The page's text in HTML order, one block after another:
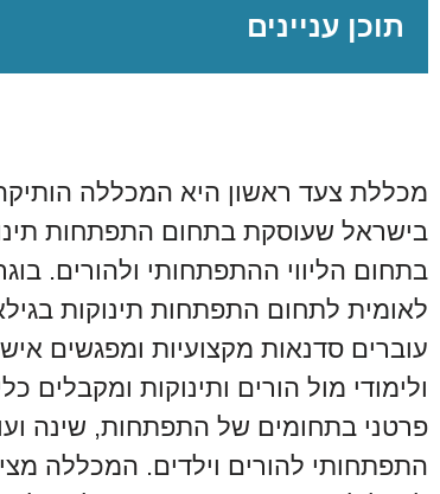
תוכן עניינים
מכללת צעד ראשון היא המכללה
בישראל שעוסקת בתחום התפתחות
בתחום הליווי ההתפתחותי ולהורים.
לאומית לתחום התפתחות תינוקות
עוברים סדנאות מקצועיות ומפגשים
ולימודי מול הורים ותינוקות ומקבלים
פרטני בתחומים של התפתחות, שינה
התפתחותי להורים וילדים. המכללה